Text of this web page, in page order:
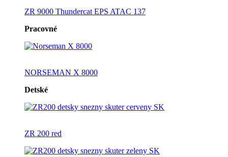
ZR 9000 Thundercat EPS ATAC 137
Pracovné
NORSEMAN X 8000
Detské
ZR 200 red